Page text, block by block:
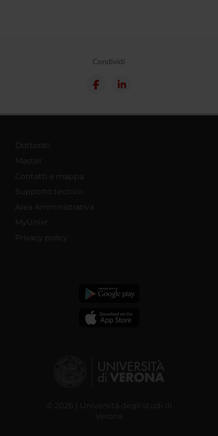
Condividi
Dottorati
Master
Contatti e mappa
Supporto tecnico
Area Amministrativa
MyUnivr
Privacy policy
© 2026 | Università degli studi di
Verona